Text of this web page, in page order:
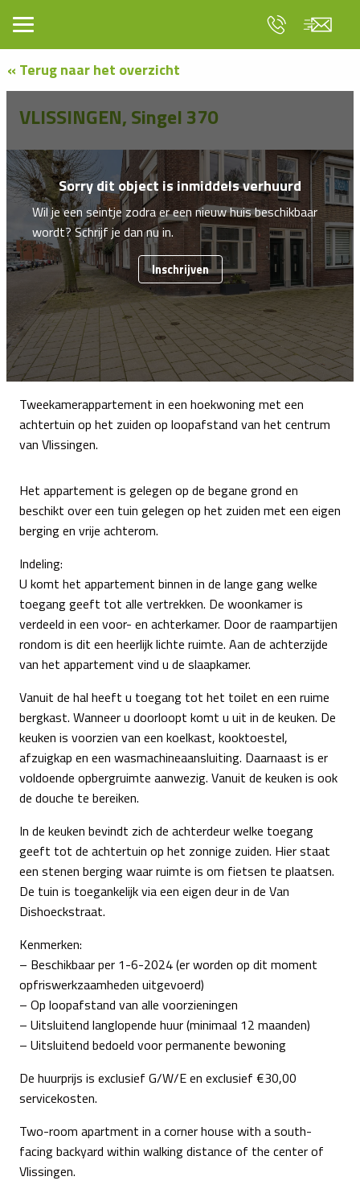
« Terug naar het overzicht
Sorry dit object is inmiddels verhuurd
Wil je een seintje zodra er een nieuw huis beschikbaar
wordt? Schrijf je dan nu in.
Inschrijven
VLISSINGEN, Singel 370
Tweekamerappartement in een hoekwoning met een
achtertuin op het zuiden op loopafstand van het centrum
van Vlissingen.
Het appartement is gelegen op de begane grond en
beschikt over een tuin gelegen op het zuiden met een eigen
berging en vrije achterom.
Indeling:
U komt het appartement binnen in de lange gang welke
toegang geeft tot alle vertrekken. De woonkamer is
verdeeld in een voor- en achterkamer. Door de raampartijen
rondom is dit een heerlijk lichte ruimte. Aan de achterzijde
van het appartement vind u de slaapkamer.
Vanuit de hal heeft u toegang tot het toilet en een ruime
bergkast. Wanneer u doorloopt komt u uit in de keuken. De
keuken is voorzien van een koelkast, kooktoestel,
afzuigkap en een wasmachineaansluiting. Daarnaast is er
voldoende opbergruimte aanwezig. Vanuit de keuken is ook
de douche te bereiken.
In de keuken bevindt zich de achterdeur welke toegang
geeft tot de achtertuin op het zonnige zuiden. Hier staat
een stenen berging waar ruimte is om fietsen te plaatsen.
De tuin is toegankelijk via een eigen deur in de Van
Dishoeckstraat.
Kenmerken:
– Beschikbaar per 1-6-2024 (er worden op dit moment
opfriswerkzaamheden uitgevoerd)
– Op loopafstand van alle voorzieningen
– Uitsluitend langlopende huur (minimaal 12 maanden)
– Uitsluitend bedoeld voor permanente bewoning
De huurprijs is exclusief G/W/E en exclusief €30,00
servicekosten.
Two-room apartment in a corner house with a south-
facing backyard within walking distance of the center of
Vlissingen.